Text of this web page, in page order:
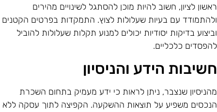
לציון, חשוב להיות מוכן להסתגל לשינויים מהירים
עם בעיות שעלולות לצוץ. התמקדות בפרטים הקטנים
בדיקות יסודיות יכולים למנוע תקלות שעלולות להוביל
כלכליים.
הידע והניסיון
שנצבר, ניתן לראות כי ידע מעמיק בתחום השכרת
משפיע על תוצאות ההשקעה. הקפיצה לתוך עסקה ללא